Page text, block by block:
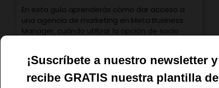
¡Suscríbete a nuestro newsletter y
recibe GRATIS nuestra plantilla de
En esta guía aprenderás cómo dar acceso a
una agencia de marketing en Meta Business
Manager, cuándo utilizar la opción de socio